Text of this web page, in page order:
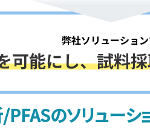
のソリューシ